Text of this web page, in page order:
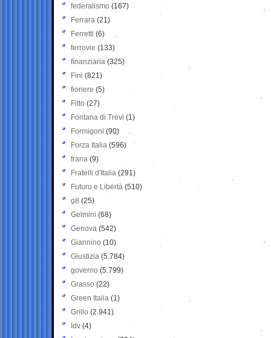
federalismo (167)
Ferrara (21)
Ferretti (6)
ferrovie (133)
finanziaria (325)
Fini (821)
fioriere (5)
Fitto (27)
Fontana di Trevi (1)
Formigoni (90)
Forza Italia (596)
frana (9)
Fratelli d'Italia (291)
Futuro e Libertà (510)
g8 (25)
Gelmini (68)
Genova (542)
Giannino (10)
Giustizia (5.784)
governo (5.799)
Grasso (22)
Green Italia (1)
Grillo (2.941)
Idv (4)